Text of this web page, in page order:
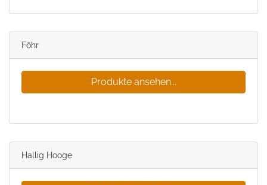
Föhr
Produkte ansehen...
Hallig Hooge